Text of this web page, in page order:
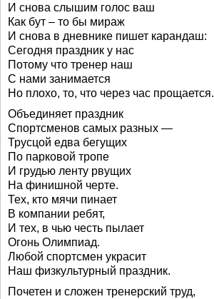
И снова слышим голос ваш
Как бут – то бы мираж
И снова в дневнике пишет карандаш:
Сегодня праздник у нас
Потому что тренер наш
С нами занимается
Но плохо, то, что через час прощается.
Объединяет праздник
Спортсменов самых разных —
Трусцой едва бегущих
По парковой тропе
И грудью ленту рвущих
На финишной черте.
Тех, кто мячи пинает
В компании ребят,
И тех, в чью честь пылает
Огонь Олимпиад.
Любой спортсмен украсит
Наш физкультурный праздник.
Почетен и сложен тренерский труд,